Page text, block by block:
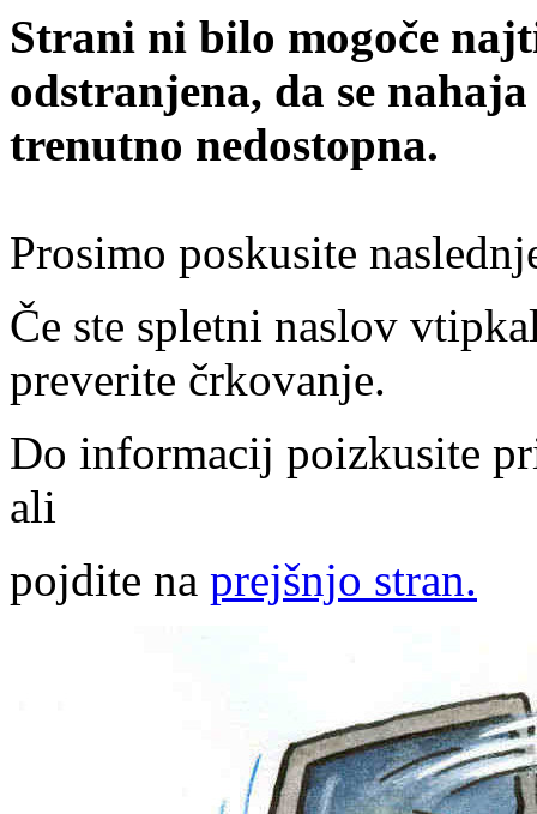
Strani ni bilo mogoče
odstranjena, da se
trenutno nedostopna.
Prosimo poskusite
Če ste spletni naslov
preverite črkovanje.
Do informacij poizkusite
ali
pojdite na prejšnjo stran.